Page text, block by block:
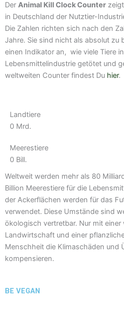
Der Animal Kill Clock Counter
in Deutschland der Nutztier-
Die Zahlen richten sich nach den
Jahre. Sie sind nicht als absolut zu
einen Indikator an, wie viele Tiere
Lebensmittelindustrie getötet und
weltweiten Counter findest Du hier.
Landtiere
0 Mrd.
Meerestiere
0 Bill.
Weltweit werden mehr als 80
Billion Meerestiere für die
der Ackerflächen werden für das
verwendet. Diese Umstände sind
ökologisch vertretbar. Nur mit
Landwirtschaft und einer
Menschheit die Klimaschäden und
kompensieren.
BE VEGAN